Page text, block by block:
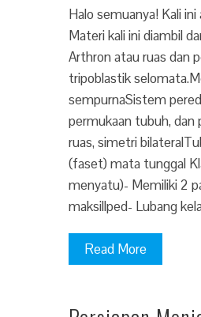
Halo semuanya! Kali
Materi kali ini diambil
Arthron atau ruas dan
tripoblastik
sempurnaSistem
permukaan tubuh, dan
ruas, simetri
(faset) mata tunggal
menyatu)- Memiliki 2
maksillped- Lubang
Read More